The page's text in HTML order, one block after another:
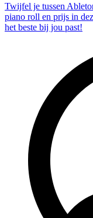
Twijfel je tussen
piano roll en prijs in
het beste bij jou past!